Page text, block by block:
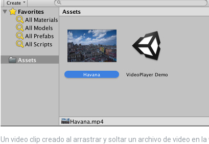
Un video clip creado al arrastrar y soltar un archivo de video en